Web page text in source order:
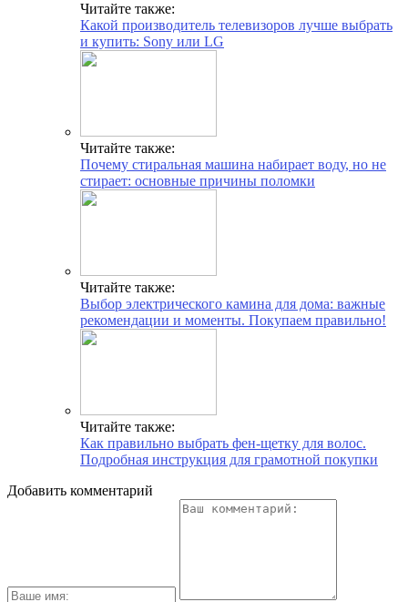
Читайте также:
Какой производитель телевизоров лучше выбрать
и купить: Sony или LG
Читайте также:
Почему стиральная машина набирает воду, но не
стирает: основные причины поломки
Читайте также:
Выбор электрического камина для дома: важные
рекомендации и моменты. Покупаем правильно!
Читайте также:
Как правильно выбрать фен-щетку для волос.
Подробная инструкция для грамотной покупки
Добавить комментарий